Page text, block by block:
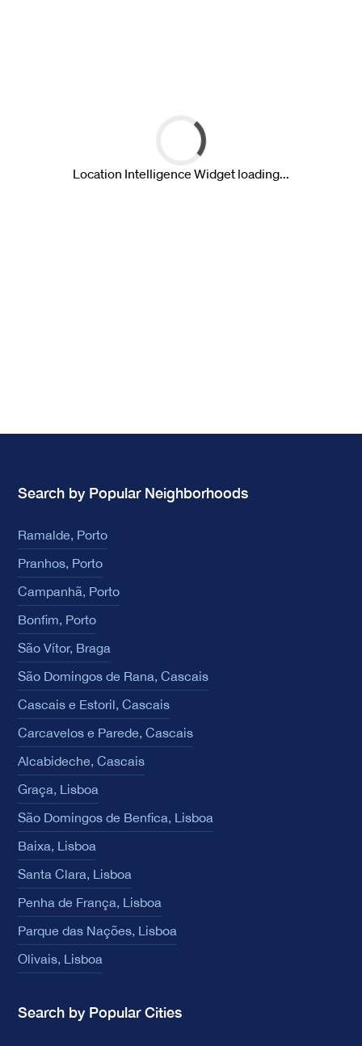
Search by Popular Neighborhoods
Ramalde, Porto
Pranhos, Porto
Campanhã, Porto
Bonfim, Porto
São Vítor, Braga
São Domingos de Rana, Cascais
Cascais e Estoril, Cascais
Carcavelos e Parede, Cascais
Alcabideche, Cascais
Graça, Lisboa
São Domingos de Benfica, Lisboa
Baixa, Lisboa
Santa Clara, Lisboa
Penha de França, Lisboa
Parque das Nações, Lisboa
Olivais, Lisboa
Search by Popular Cities